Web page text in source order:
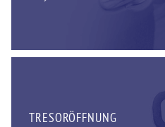
TRESORÖFFNUNG